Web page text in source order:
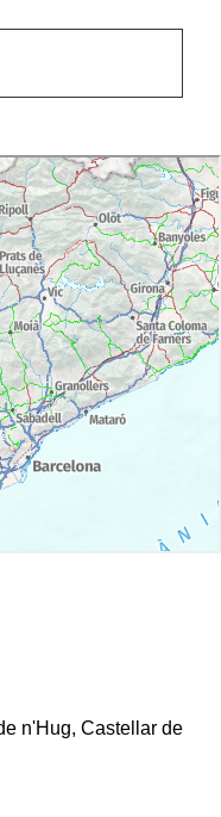
n'Hug, Castellar de